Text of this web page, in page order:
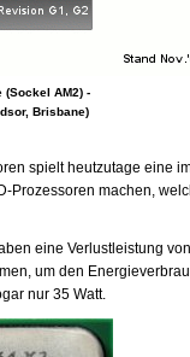
(Sockel AM2) -
Brisbane)
spielt heutzutage eine
Prozessoren machen,
eine Verlustleistung
um den
nur 35 Watt.